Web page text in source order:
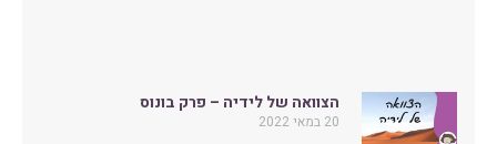
הצוואה של לידיה – פרק בונוס
20 במאי 2022